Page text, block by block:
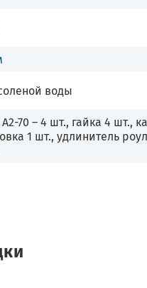
воды
70 – 4 шт., гайка 4 шт.,
1 шт., удлинитель